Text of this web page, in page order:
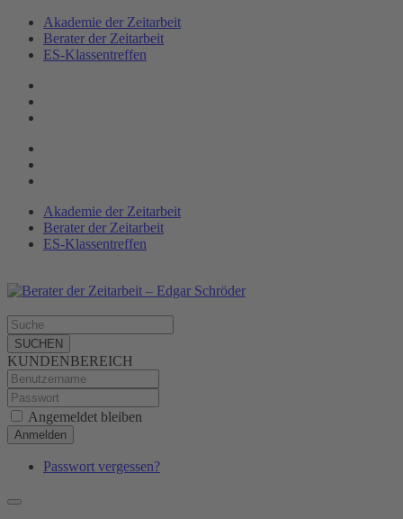
Akademie der Zeitarbeit
Berater der Zeitarbeit
ES-Klassen­treffen
Akademie der Zeitarbeit
Berater der Zeitarbeit
ES-Klassentreffen
SUCHEN
KUNDENBEREICH
Angemeldet bleiben
Anmelden
Passwort vergessen?